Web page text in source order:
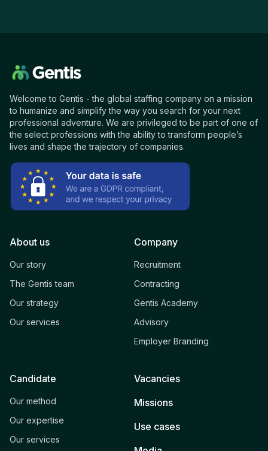
Welcome to Gentis - the global staffing company on a mission
to humanize and simplify the way you search for your next
professional adventure. We are privileged to be part of one of
the select professions with the ability to transform people’s
lives and shape the trajectory of companies.
About us
Our story
The Gentis team
Our strategy
Our services
Company
Recruitment
Contracting
Gentis Academy
Advisory
Employer Branding
Candidate
Our method
Our expertise
Our services
Vacancies
Missions
Use cases